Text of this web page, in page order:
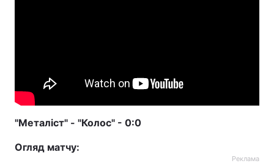
"Металіст" - "Колос" - 0:0
Огляд матчу:
Реклама